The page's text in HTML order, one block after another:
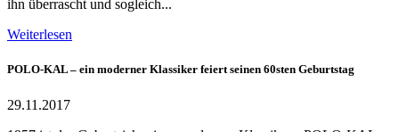
ihn überrascht und sogleich...
Weiterlesen
POLO-KAL – ein moderner Klassiker feiert seinen 60sten Geburtstag
29.11.2017